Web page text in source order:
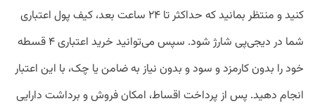
کنید و منتظر بمانید که حداکثر تا ۲۴ ساعت بعد، کیف پول اعتباری
شما در دیجی‌پی شارژ شود. سپس می‌توانید خرید اعتباری ۴ قسطه
خود را بدون کارمزد و سود و بدون نیاز به ضامن یا چک، با این اعتبار
انجام دهید. پس از پرداخت اقساط، امکان فروش و برداشت دارایی